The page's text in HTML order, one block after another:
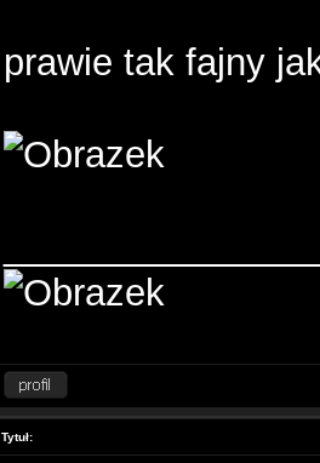
prawie tak fajny
Tytuł: